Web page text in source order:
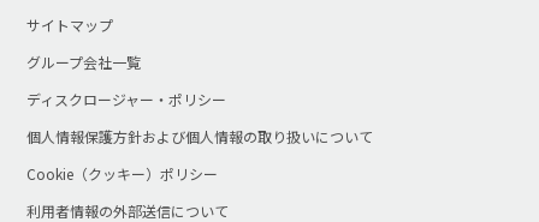
サイトマップ
グループ会社一覧
ディスクロージャー・ポリシー
個人情報保護方針および個人情報の取り扱いについて
Cookie（クッキー）ポリシー
利用者情報の外部送信について